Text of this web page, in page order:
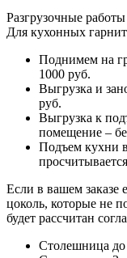
Разгрузочные работы
Для кухонных
Поднимем на
1000 руб.
Выгрузка и
руб.
Выгрузка к
помещение –
Подъем кухни
Если в вашем заказе
цоколь, которые не
будет рассчитан
Столешница до